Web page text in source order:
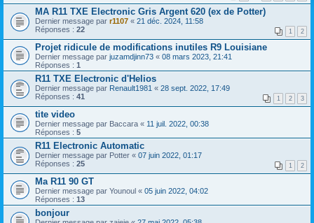
MA R11 TXE Electronic Gris Argent 620 (ex de Potter)
Dernier message par r1107 « 21 déc. 2024, 11:58
Réponses : 22 1 2
Projet ridicule de modifications inutiles R9 Louisiane
Dernier message par juzamdjinn73 « 08 mars 2023, 21:41
Réponses : 1
R11 TXE Electronic d'Helios
Dernier message par Renault1981 « 28 sept. 2022, 17:49
Réponses : 41 1 2 3
tite video
Dernier message par Baccara « 11 juil. 2022, 00:38
Réponses : 5
R11 Electronic Automatic
Dernier message par Potter « 07 juin 2022, 01:17
Réponses : 25 1 2
Ma R11 90 GT
Dernier message par Younoul « 05 juin 2022, 04:02
Réponses : 13
bonjour